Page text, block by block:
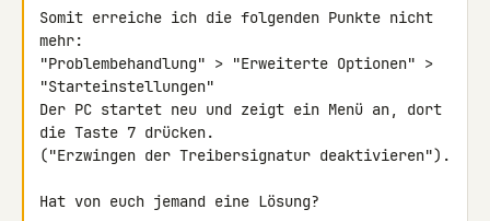
Somit erreiche ich die folgenden Punkte nicht
mehr:
"Problembehandlung" > "Erweiterte Optionen" >
"Starteinstellungen"
Der PC startet neu und zeigt ein Menü an, dort
die Taste 7 drücken.
("Erzwingen der Treibersignatur deaktivieren").
Hat von euch jemand eine Lösung?